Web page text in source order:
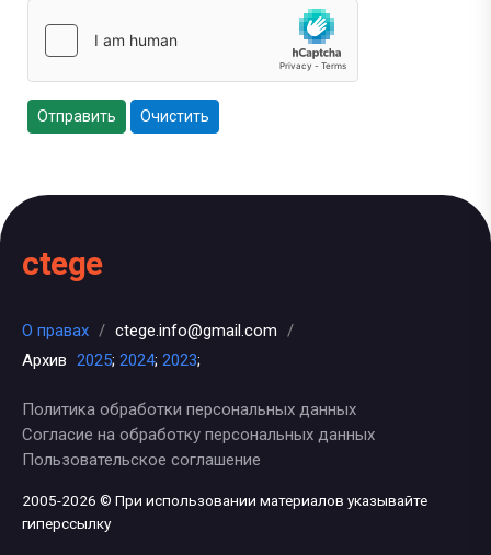
Отправить Очистить
ctege
О правах / ctege.info@gmail.com /
Архив 2025; 2024; 2023;
Политика обработки персональных данных
Согласие на обработку персональных данных
Пользовательское соглашение
2005-2026 © При использовании материалов указывайте
гиперссылку